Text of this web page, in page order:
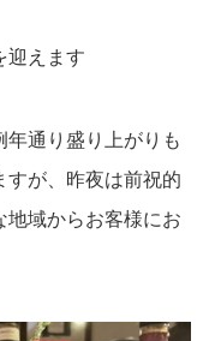
迎えます
通り盛り上がりも
が、昨夜は前祝的
地域からお客様にお